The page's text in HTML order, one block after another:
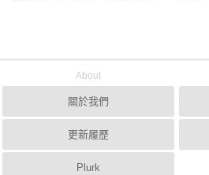
About
關於我們
更新履歷
Plurk